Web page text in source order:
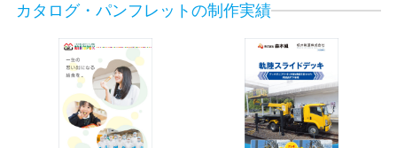
カタログ・パンフレットの制作実績